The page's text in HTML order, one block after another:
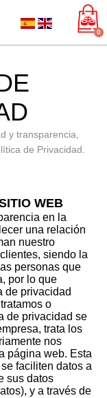
0
y transparencia,
de Privacidad.
WEB
en la
una relación
nuestro
siendo la
personas que
por lo que
de privacidad
o
de privacidad se
trata los
nos
página web. Esta
faciliten datos a
sus datos
y a través de